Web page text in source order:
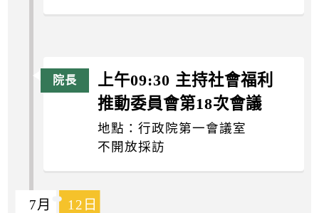
上午09:30 主持社會福利
推動委員會第18次會議
地點：行政院第一會議室
不開放採訪
7月 12日